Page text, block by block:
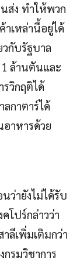
ส่ง ทำให้พวก
เหล่านี้อยู่ได้
กับรัฐบาล
1 ล้านตันและ
วิกฤติได้
กาตาร์ได้
าหารด้วย
ว่ายังไม่ได้รับ
โปร์กล่าวว่า
ลีเพิ่มเติมกว่า
รมวิชาการ